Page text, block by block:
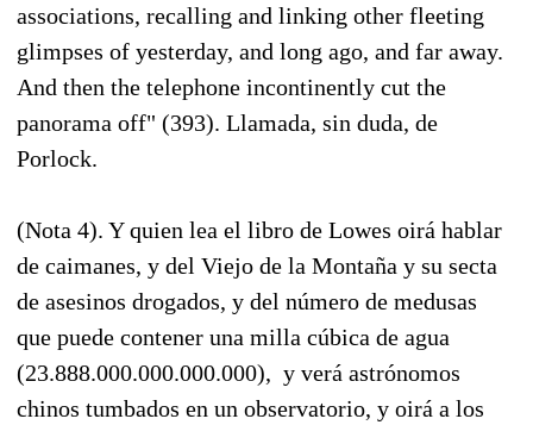
associations, recalling and linking other fleeting
glimpses of yesterday, and long ago, and far away.
And then the telephone incontinently cut the
panorama off" (393). Llamada, sin duda, de
Porlock.
(Nota 4). Y quien lea el libro de Lowes oirá hablar
de caimanes, y del Viejo de la Montaña y su secta
de asesinos drogados, y del número de medusas
que puede contener una milla cúbica de agua
(23.888.000.000.000.000), y verá astrónomos
chinos tumbados en un observatorio, y oirá a los